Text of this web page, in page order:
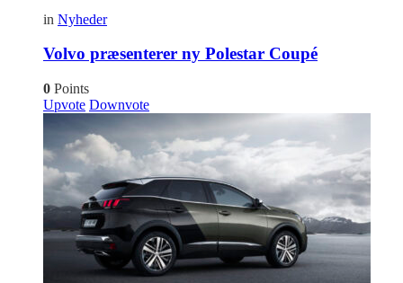
in Nyheder
Volvo præsenterer ny Polestar Coupé
0 Points
Upvote Downvote